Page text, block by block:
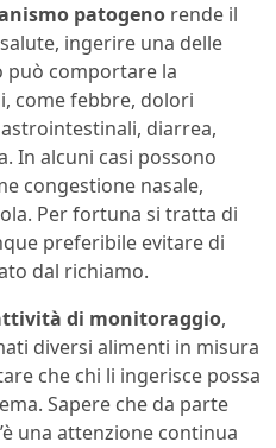
patogeno rende il
ingerire una delle
comportare la
come febbre, dolori
diarrea,
In alcuni casi possono
congestione nasale,
Per fortuna si tratta di
preferibile evitare di
dal richiamo.
di monitoraggio,
diversi alimenti in misura
che chi li ingerisce possa
Sapere che da parte
una attenzione continua